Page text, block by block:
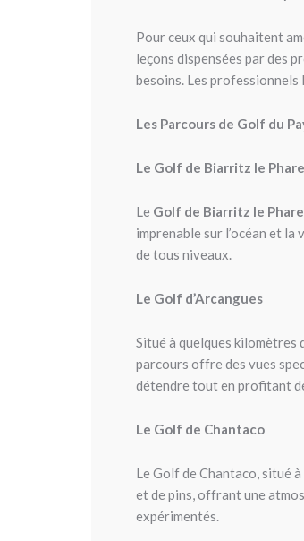
Pour ceux qui souhaitent
leçons dispensées par des
besoins. Les
Les Parcours de Golf du
Le Golf de Biarritz le Phare
Le Golf de Biarritz le Phare
imprenable sur l’océan et
de tous niveaux.
Le Golf d’Arcangues
Situé à quelques kilomètres
parcours offre des vues
détendre tout en profitant
Le Golf de Chantaco
Le Golf de Chantaco, situé
et de pins, offrant une
expérimentés.